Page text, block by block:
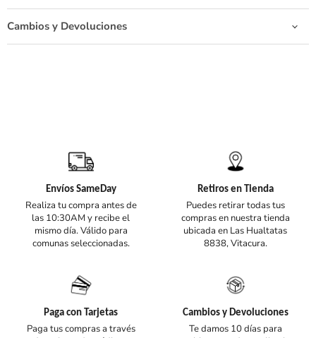
Cambios y Devoluciones
Envíos SameDay
Realiza tu compra antes de
las 10:30AM y recibe el
mismo día. Válido para
comunas seleccionadas.
Retiros en Tienda
Puedes retirar todas tus
compras en nuestra tienda
ubicada en Las Hualtatas
8838, Vitacura.
Paga con Tarjetas
Paga tus compras a través
Cambios y Devoluciones
Te damos 10 días para